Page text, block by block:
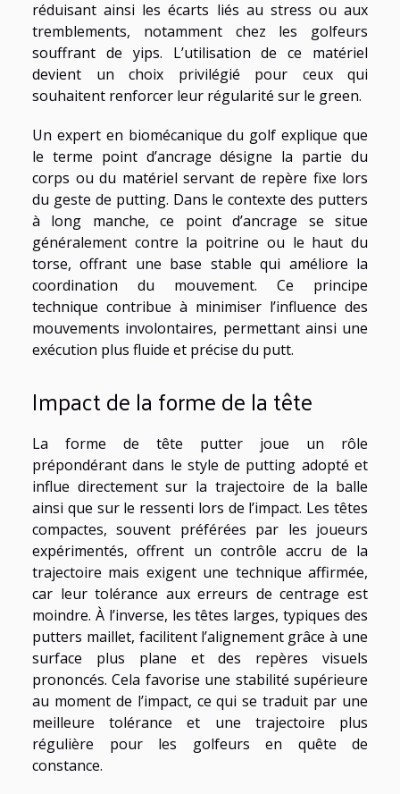
réduisant ainsi les écarts liés au stress ou aux
tremblements, notamment chez les golfeurs
souffrant de yips. L’utilisation de ce matériel
devient un choix privilégié pour ceux qui
souhaitent renforcer leur régularité sur le green.
Un expert en biomécanique du golf explique que
le terme point d’ancrage désigne la partie du
corps ou du matériel servant de repère fixe lors
du geste de putting. Dans le contexte des putters
à long manche, ce point d’ancrage se situe
généralement contre la poitrine ou le haut du
torse, offrant une base stable qui améliore la
coordination du mouvement. Ce principe
technique contribue à minimiser l’influence des
mouvements involontaires, permettant ainsi une
exécution plus fluide et précise du putt.
Impact de la forme de la tête
La forme de tête putter joue un rôle
prépondérant dans le style de putting adopté et
influe directement sur la trajectoire de la balle
ainsi que sur le ressenti lors de l’impact. Les têtes
compactes, souvent préférées par les joueurs
expérimentés, offrent un contrôle accru de la
trajectoire mais exigent une technique affirmée,
car leur tolérance aux erreurs de centrage est
moindre. À l’inverse, les têtes larges, typiques des
putters maillet, facilitent l’alignement grâce à une
surface plus plane et des repères visuels
prononcés. Cela favorise une stabilité supérieure
au moment de l’impact, ce qui se traduit par une
meilleure tolérance et une trajectoire plus
régulière pour les golfeurs en quête de
constance.